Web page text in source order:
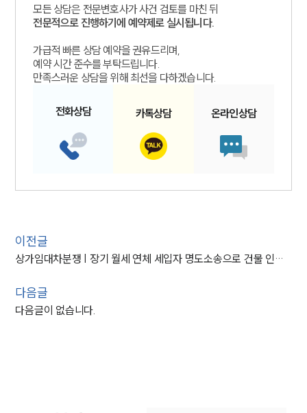
모든 상담은 전문변호사가 사건 검토를 마친 뒤
전문적으로 진행하기에 예약제로 실시됩니다.
가급적 빠른 상담 예약을 권유드리며,
예약 시간 준수를 부탁드립니다.
만족스러운 상담을 위해 최선을 다하겠습니다.
전화상담 카톡상담 온라인상담
이전글
상가임대차분쟁 | 장기 월세 연체 세입자 명도소송으로 건물 인도받은 사례
다음글
다음글이 없습니다.